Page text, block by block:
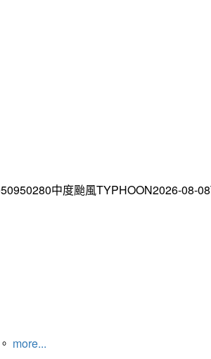
中度颱風TYPHOON2026-08-
more...